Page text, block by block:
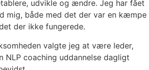
udvikle og ændre. Jeg har fået
mig, både med det der var en kæmpe
der ikke fungerede.
valgte jeg at være leder,
NLP coaching uddannelse dagligt